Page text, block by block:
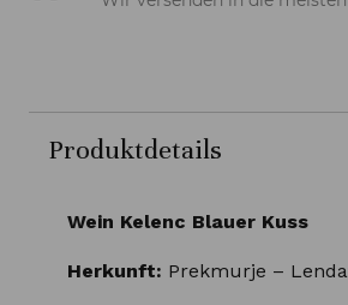
Produktdetails
Wein Kelenc Blauer Kuss
Herkunft: Prekmurje –